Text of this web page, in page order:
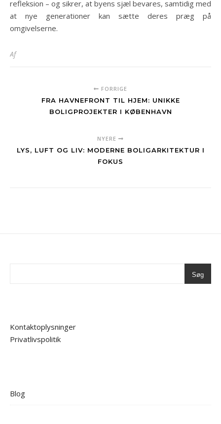
refleksion – og sikrer, at byens sjæl bevares, samtidig med
at nye generationer kan sætte deres præg på
omgivelserne.
Af
FORRIGE
FRA HAVNEFRONT TIL HJEM: UNIKKE
BOLIGPROJEKTER I KØBENHAVN
NYERE
LYS, LUFT OG LIV: MODERNE BOLIGARKITEKTUR I
FOKUS
Søg
Kontaktoplysninger
Privatlivspolitik
Blog